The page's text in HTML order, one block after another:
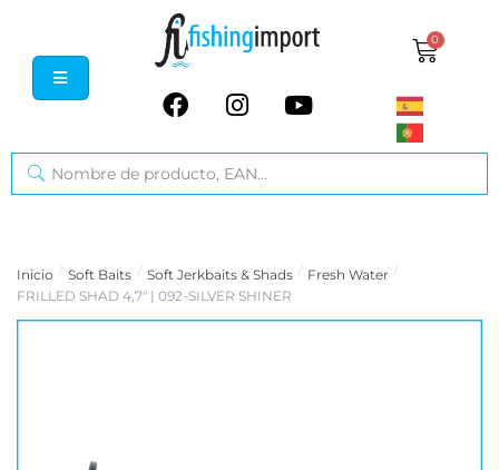
0
Inicio / Soft Baits / Soft Jerkbaits & Shads / Fresh Water /
FRILLED SHAD 4,7" | 092-SILVER SHINER